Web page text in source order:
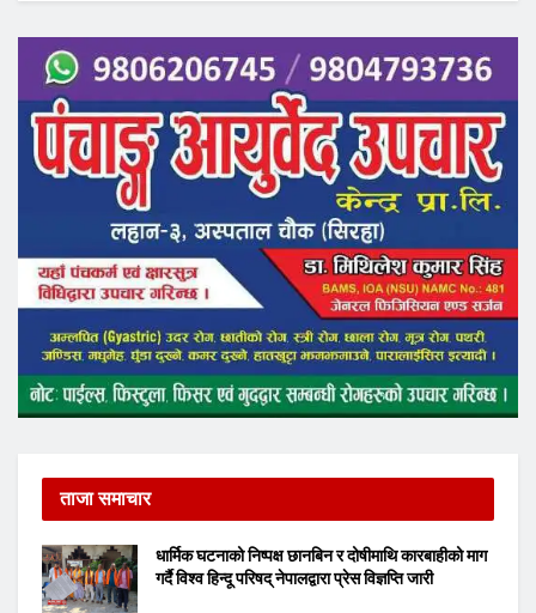
ताजा समाचार
धार्मिक घटनाको निष्पक्ष छानबिन र दोषीमाथि कारबाहीको माग
गर्दै विश्व हिन्दू परिषद् नेपालद्वारा प्रेस विज्ञप्ति जारी